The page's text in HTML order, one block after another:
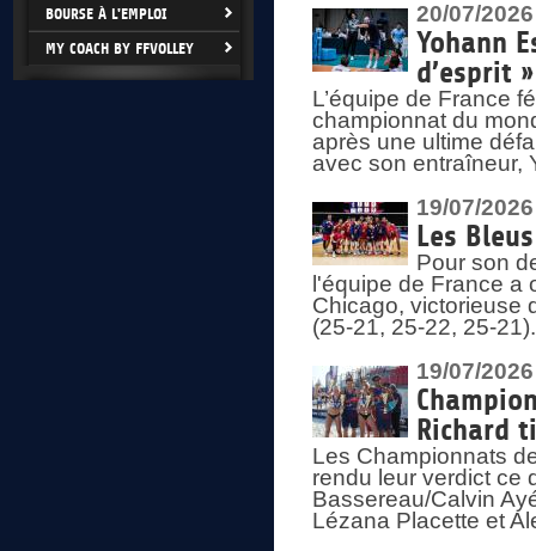
BOURSE À L'EMPLOI
MY COACH BY FFVOLLEY
20/07/2026
Yohann
d’esprit »
L’équipe de France
championnat du
après une ultime
avec son entraîneur,
19/07/2026
Les
Pour son
l'équipe de France a
Chicago, victorieuse
(25-21, 25-22, 25-
19/07/2026
Richard
Les Championnats
rendu leur verdict ce
Bassereau/Calvin
Lézana Placette et